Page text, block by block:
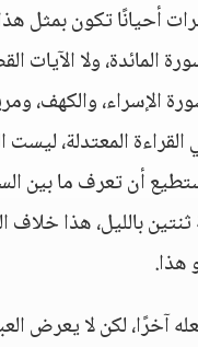
أحيانًا تكون بمثل
المائدة، ولا
الإسراء، والكهف،
المعتدلة، ليست
أن تعرف ما بين
ثنتين بالليل، هذا
هذا.
آخرًا، لكن لا يعرض